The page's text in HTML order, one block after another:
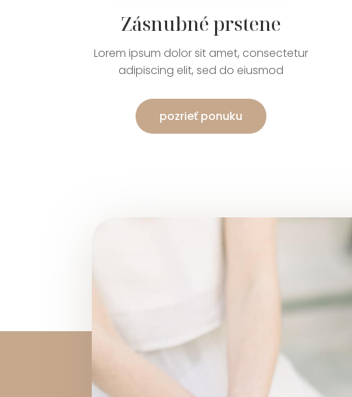
Zásnubné prstene
Lorem ipsum dolor sit amet, consectetur
adipiscing elit, sed do eiusmod
pozrieť ponuku